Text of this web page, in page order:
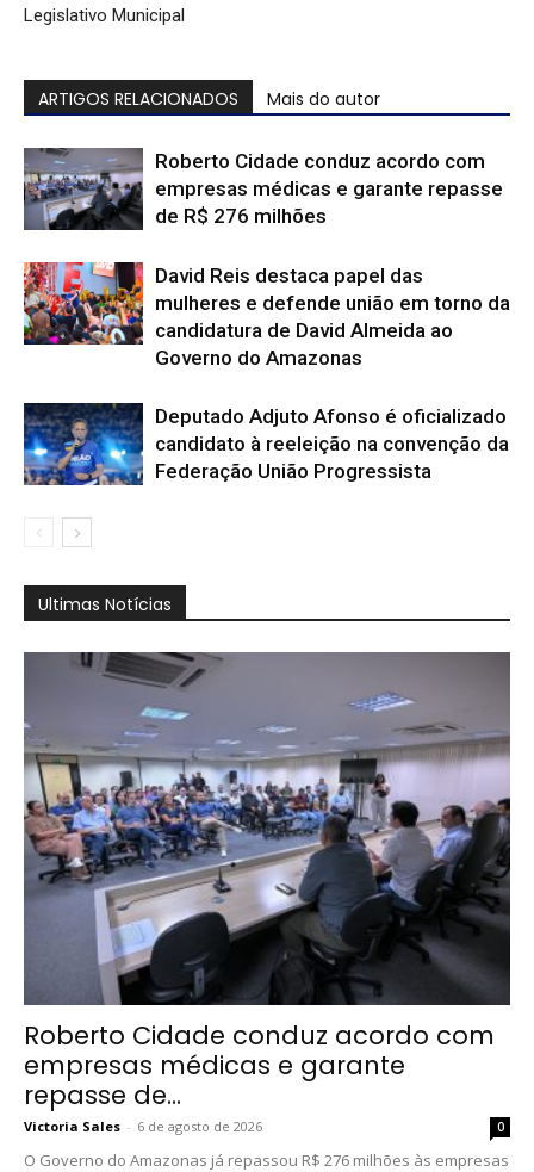
Legislativo Municipal
ARTIGOS RELACIONADOS Mais do autor
Roberto Cidade conduz acordo com
empresas médicas e garante repasse
de R$ 276 milhões
David Reis destaca papel das
mulheres e defende união em torno da
candidatura de David Almeida ao
Governo do Amazonas
Deputado Adjuto Afonso é oficializado
candidato à reeleição na convenção da
Federação União Progressista
Ultimas Notícias
Roberto Cidade conduz acordo com
empresas médicas e garante
repasse de...
Victoria Sales - 6 de agosto de 2026 0
O Governo do Amazonas já repassou R$ 276 milhões às empresas